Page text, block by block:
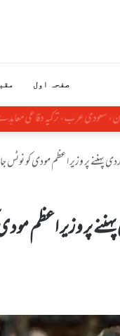
صفحہ اول
سودے بازی: میتی، ناگا اور کوکی زو
پر وزیر اعظم مودی کو نوٹس
پر وزیر اعظم